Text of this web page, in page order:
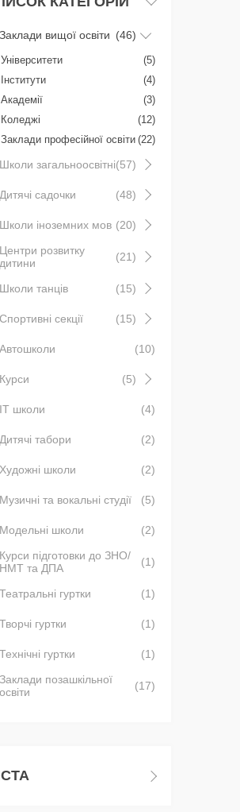
Заклади вищої освіти (46)
Університети
(5)
Інститути
(4)
Академії
(3)
Коледжі
(12)
Заклади професійної освіти (22)
Школи загальноосвітні(57)
Дитячі садочки (48)
Школи іноземних мов (20)
Центри розвитку
дитини
(21)
Школи танців (15)
Спортивні секції (15)
Автошколи (10)
Курси (5)
IT школи (4)
Дитячі табори (2)
Художні школи (2)
Музичні та вокальні студії (5)
Модельні школи
(2)
Курси підготовки до ЗНО/
НМТ та ДПА
(1)
Театральні гуртки (1)
Творчі гуртки (1)
Технічні гуртки
(1)
Заклади позашкільної
освіти
(17)